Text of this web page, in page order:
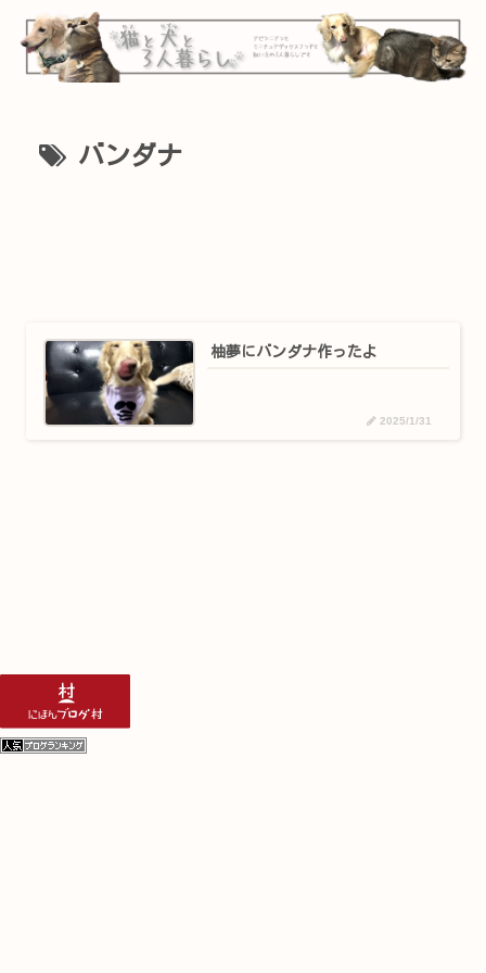
バンダナ
柚夢にバンダナ作ったよ
2025/1/31